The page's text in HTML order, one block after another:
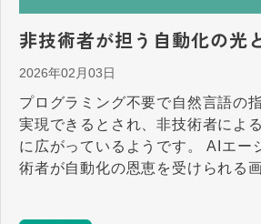
非技術者が担う自動化の光
2026年02月03日
プログラミング不要で自然言語の
実現できるとされ、非技術者によ
に広がっているようです。 AIエー
術者が自動化の恩恵を受けられる